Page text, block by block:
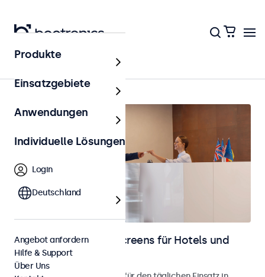
Startseite
Monitore und Touchscreens für Hotels und
Gastronomie
Produkte
Einsatzgebiete
Anwendungen
Individuelle Lösungen
Login
Deutschland
Angebot anfordern
Hilfe & Support
Über Uns